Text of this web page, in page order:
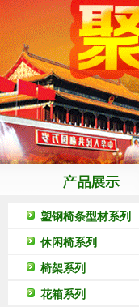
塑钢椅条型材系列
休闲椅系列
椅架系列
花箱系列